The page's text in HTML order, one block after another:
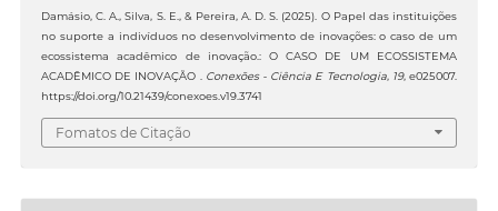
Damásio, C. A., Silva, S. E., & Pereira, A. D. S. (2025). O Papel das instituições
no suporte a indivíduos no desenvolvimento de inovações: o caso de um
ecossistema acadêmico de inovação.: O CASO DE UM ECOSSISTEMA
ACADÊMICO DE INOVAÇÃO .
Conexões - Ciência E Tecnologia, 19, e025007.
https://doi.org/10.21439/conexoes.v19.3741
Fomatos de Citação